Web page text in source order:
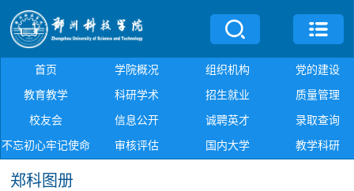
首页 学院概况 组织机构 党的建设
教育教学 科研学术 招生就业 质量管理
校友会 信息公开 诚聘英才 录取查询
不忘初心牢记使命 审核评估 国内大学 教学科研
郑科图册